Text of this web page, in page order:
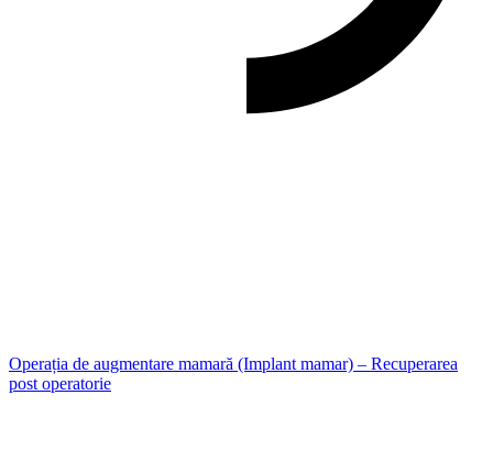
Operația de augmentare mamară (Implant mamar) – Recuperarea
post operatorie